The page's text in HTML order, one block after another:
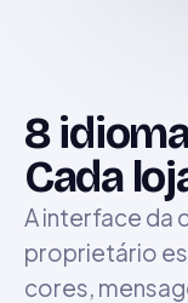
8
Cada
A interface da
proprietário
cores,